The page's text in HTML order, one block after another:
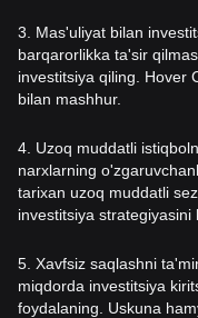
3. Mas'uliyat bilan
barqarorlikka ta'sir
investitsiya qiling. Hover
bilan mashhur.
4. Uzoq muddatli
narxlarning
tarixan uzoq muddatli
investitsiya strategiyasini
5. Xavfsiz saqlashni
miqdorda investitsiya
foydalaning. Uskuna